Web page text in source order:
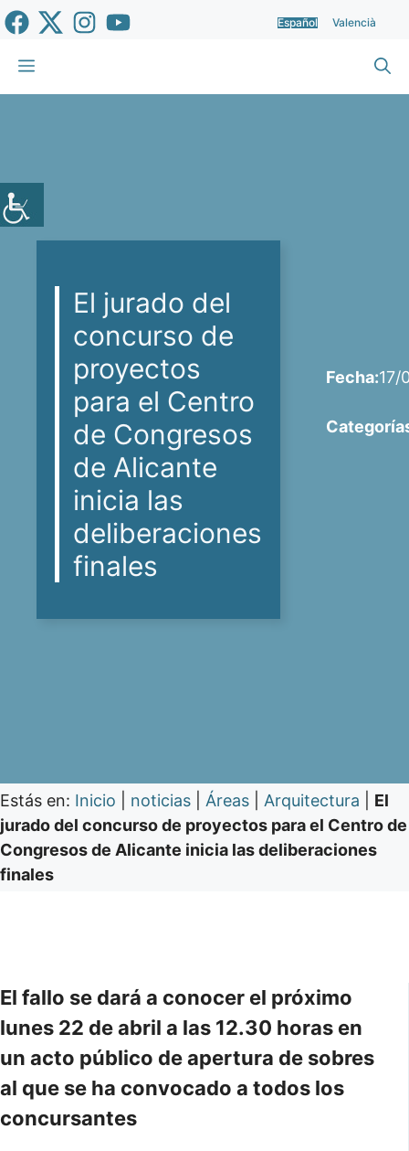
Saltar
al
contenido
Español Valencià
Menú
El jurado del
concurso de
proyectos
para el Centro
de Congresos
de Alicante
inicia las
deliberaciones
finales
Fecha:17/
Estás en: Inicio noticias Áreas Arquitectura
El
jurado del concurso de proyectos para el Centro de
Congresos de Alicante inicia las deliberaciones
finales
El fallo se dará a conocer el próximo
lunes 22 de abril a las 12.30 horas en
un acto público de apertura de sobres
al que se ha convocado a todos los
concursantes